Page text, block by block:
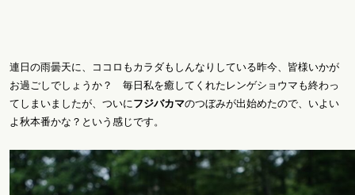
連日の雨曇天に、ココロもカラダもしんなりしている昨今、皆様いかが
お過ごしでしょうか？ 毎日私を癒してくれたレンゲショウマも終わっ
てしまいましたが、ついにフジバカマのつぼみが出始めたので、いよい
よ秋本番かな？という感じです。